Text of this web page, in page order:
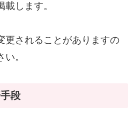
します。
更されることがありますの
。
段